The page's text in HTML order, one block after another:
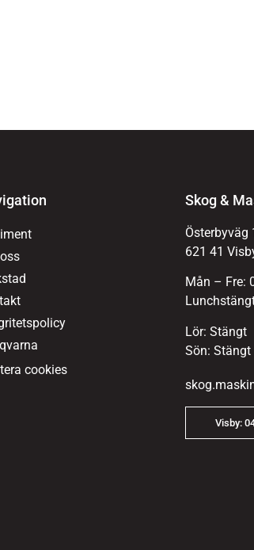
cookies
Skog &
Österbyväg
621 41
Mån – Fre:
Lör: Stängt
Sön: Stängt
Visby: